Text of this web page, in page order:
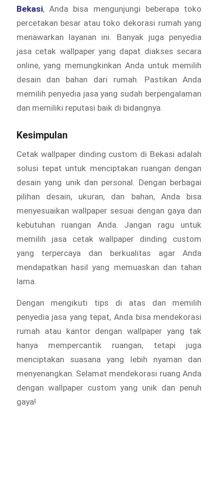
Bekasi, Anda bisa mengunjungi beberapa toko
percetakan besar atau toko dekorasi rumah yang
menawarkan layanan ini. Banyak juga penyedia
jasa cetak wallpaper yang dapat diakses secara
online, yang memungkinkan Anda untuk memilih
desain dan bahan dari rumah. Pastikan Anda
memilih penyedia jasa yang sudah berpengalaman
dan memiliki reputasi baik di bidangnya.
Kesimpulan
Cetak wallpaper dinding custom di Bekasi adalah
solusi tepat untuk menciptakan ruangan dengan
desain yang unik dan personal. Dengan berbagai
pilihan desain, ukuran, dan bahan, Anda bisa
menyesuaikan wallpaper sesuai dengan gaya dan
kebutuhan ruangan Anda. Jangan ragu untuk
memilih jasa cetak wallpaper dinding custom
yang terpercaya dan berkualitas agar Anda
mendapatkan hasil yang memuaskan dan tahan
lama.
Dengan mengikuti tips di atas dan memilih
penyedia jasa yang tepat, Anda bisa mendekorasi
rumah atau kantor dengan wallpaper yang tak
hanya mempercantik ruangan, tetapi juga
menciptakan suasana yang lebih nyaman dan
menyenangkan. Selamat mendekorasi ruang Anda
dengan wallpaper custom yang unik dan penuh
gaya!